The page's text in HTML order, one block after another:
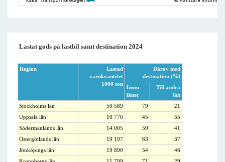
Lastat gods på lastbil samt destination 2024
Region
Lastad
varukvantitet
1000 ton
Därav med
destination (%)
Inom
länet
Till andra
län
Stockholms län
50 589 79
21
Uppsala län
10 770 45
55
Södermanlands län
14 005 59
41
Östergötlands län
19 197 63
37
Jönköpings län
19 890 54
46